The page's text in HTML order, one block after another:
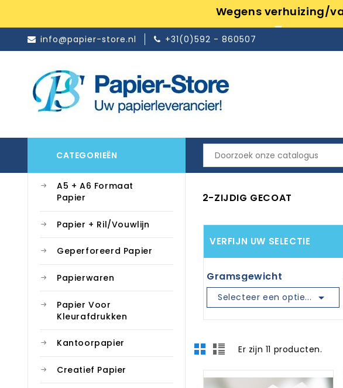
Wegens verhuizing/
info@papier-store.nl +31(0)592 - 860507
CATEGORIEËN
A5 + A6 Formaat
Papier
Papier + Ril/Vouwlijn
Geperforeerd Papier
Papierwaren
Papier Voor
Kleurafdrukken
Kantoorpapier
Creatief Papier
2-ZIJDIG GECOAT
VERFIJN UW SELECTIE
Gramsgewicht
Selecteer een optie... 
Er zijn 11 producten.